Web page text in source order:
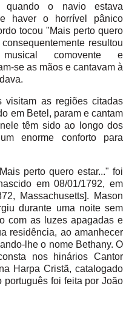
quando o navio estava
haver o horrível pânico
tocou "Mais perto quero
resultou
comovente e
se as mãos e cantavam à
visitam as regiões citadas
em Betel, param e cantam
têm sido ao longo dos
enorme conforto para
perto quero estar..." foi
em 08/01/1792, em
Massachusetts]. Mason
durante uma noite sem
com as luzes apagadas e
residência, ao amanhecer
lhe o nome Bethany. O
nos hinários Cantor
Harpa Cristã, catalogado
português foi feita por João